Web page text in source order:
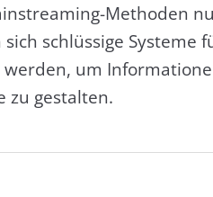
Methoden
sich schlüssige
um
zu gestalten.